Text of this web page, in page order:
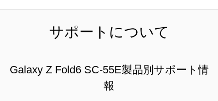
サポートについて
Galaxy Z Fold6 SC-55E製品別サポート情
報